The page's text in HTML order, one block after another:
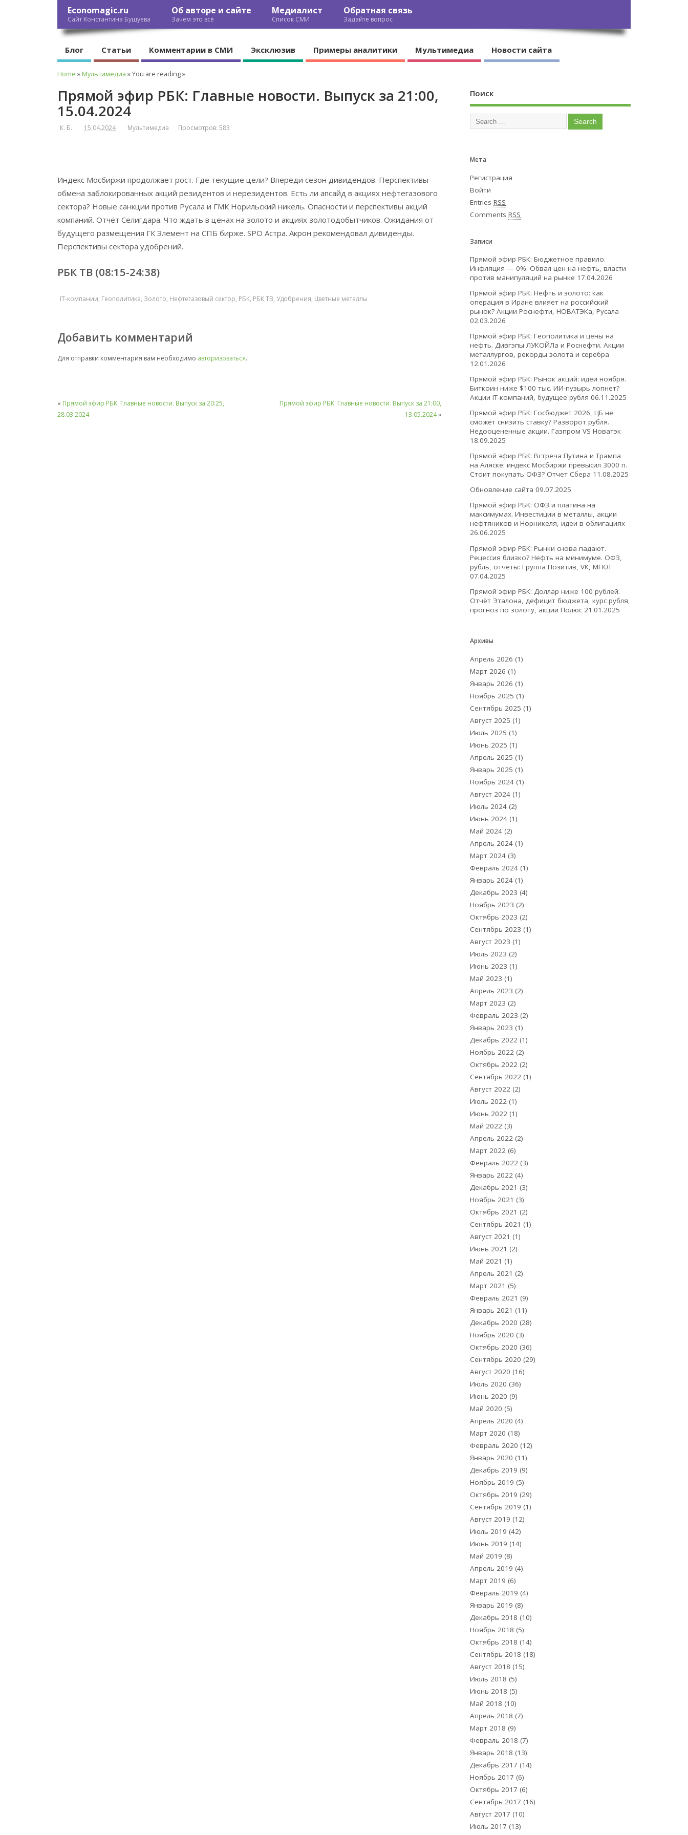
Economagic.ru
Сайт Константина Бушуева
Об авторе и сайте
Зачем это всё
Медиалист
Список СМИ
Обратная связь
Задайте вопрос
Блог Статьи Комментарии в СМИ Эксклюзив Примеры аналитики Мультимедиа Новости сайта
Home » Мультимедиа » You are reading »
Прямой эфир РБК: Главные новости. Выпуск за 21:00,
15.04.2024
К. Б. 15.04.2024 Мультимедиа Просмотров: 583
Индекс Мосбиржи продолжает рост. Где текущие цели? Впереди сезон дивидендов. Перспективы
обмена заблокированных акций резидентов и нерезидентов. Есть ли апсайд в акциях нефтегазового
сектора? Новые санкции против Русала и ГМК Норильский никель. Опасности и перспективы акций
компаний. Отчёт Селигдара. Что ждать в ценах на золото и акциях золотодобытчиков. Ожидания от
будущего размещения ГК Элемент на СПБ бирже. SPO Астра. Акрон рекомендовал дивиденды.
Перспективы сектора удобрений.
РБК ТВ (08:15-24:38)
IT-компании, Геополитика, Золото, Нефтегазовый сектор, РБК, РБК ТВ, Удобрения, Цветные металлы
Добавить комментарий
Для отправки комментария вам необходимо авторизоваться.
« Прямой эфир РБК: Главные новости. Выпуск за 20:25,
28.03.2024
Прямой эфир РБК: Главные новости. Выпуск за 21:00,
13.05.2024»
Поиск
Мета
Регистрация
Войти
EntriesRSS
CommentsRSS
Записи
Прямой эфир РБК: Бюджетное правило.
Инфляция — 0%. Обвал цен на нефть, власти
против манипуляций на рынке 17.04.2026
Прямой эфир РБК: Нефть и золото: как
операция в Иране влияет на российский
рынок? Акции Роснефти, НОВАТЭКа, Русала
02.03.2026
Прямой эфир РБК: Геополитика и цены на
нефть. Дивгэпы ЛУКОЙЛа и Роснефти. Акции
металлургов, рекорды золота и серебра
12.01.2026
Прямой эфир РБК: Рынок акций: идеи ноября.
Биткоин ниже $100 тыс. ИИ-пузырь лопнет?
Акции IT-компаний, будущее рубля 06.11.2025
Прямой эфир РБК: Госбюджет 2026, ЦБ не
сможет снизить ставку? Разворот рубля.
Недооцененные акции. Газпром VS Новатэк
18.09.2025
Прямой эфир РБК: Встреча Путина и Трампа
на Аляске: индекс Мосбиржи превысил 3000 п.
Стоит покупать ОФЗ? Отчет Сбера 11.08.2025
Обновление сайта 09.07.2025
Прямой эфир РБК: ОФЗ и платина на
максимумах. Инвестиции в металлы, акции
нефтяников и Норникеля, идеи в облигациях
26.06.2025
Прямой эфир РБК: Рынки снова падают.
Рецессия близко? Нефть на минимуме. ОФЗ,
рубль, отчеты: Группа Позитив, VK, МГКЛ
07.04.2025
Прямой эфир РБК: Доллар ниже 100 рублей.
Отчёт Эталона, дефицит бюджета, курс рубля,
прогноз по золоту, акции Полюс 21.01.2025
Архивы
Апрель 2026 (1)
Март 2026 (1)
Январь 2026 (1)
Ноябрь 2025 (1)
Сентябрь 2025 (1)
Август 2025 (1)
Июль 2025 (1)
Июнь 2025 (1)
Апрель 2025 (1)
Январь 2025 (1)
Ноябрь 2024 (1)
Август 2024 (1)
Июль 2024 (2)
Июнь 2024 (1)
Май 2024 (2)
Апрель 2024 (1)
Март 2024 (3)
Февраль 2024 (1)
Январь 2024 (1)
Декабрь 2023 (4)
Ноябрь 2023 (2)
Октябрь 2023 (2)
Сентябрь 2023 (1)
Август 2023 (1)
Июль 2023 (2)
Июнь 2023 (1)
Май 2023 (1)
Апрель 2023 (2)
Март 2023 (2)
Февраль 2023 (2)
Январь 2023 (1)
Декабрь 2022 (1)
Ноябрь 2022 (2)
Октябрь 2022 (2)
Сентябрь 2022 (1)
Август 2022 (2)
Июль 2022 (1)
Июнь 2022 (1)
Май 2022 (3)
Апрель 2022 (2)
Март 2022 (6)
Февраль 2022 (3)
Январь 2022 (4)
Декабрь 2021 (3)
Ноябрь 2021 (3)
Октябрь 2021 (2)
Сентябрь 2021 (1)
Август 2021 (1)
Июнь 2021 (2)
Май 2021 (1)
Апрель 2021 (2)
Март 2021 (5)
Февраль 2021 (9)
Январь 2021 (11)
Декабрь 2020 (28)
Ноябрь 2020 (3)
Октябрь 2020 (36)
Сентябрь 2020 (29)
Август 2020 (16)
Июль 2020 (36)
Июнь 2020 (9)
Май 2020 (5)
Апрель 2020 (4)
Март 2020 (18)
Февраль 2020 (12)
Январь 2020 (11)
Декабрь 2019 (9)
Ноябрь 2019 (5)
Октябрь 2019 (29)
Сентябрь 2019 (1)
Август 2019 (12)
Июль 2019 (42)
Июнь 2019 (14)
Май 2019 (8)
Апрель 2019 (4)
Март 2019 (6)
Февраль 2019 (4)
Январь 2019 (8)
Декабрь 2018 (10)
Ноябрь 2018 (5)
Октябрь 2018 (14)
Сентябрь 2018 (18)
Август 2018 (15)
Июль 2018 (5)
Июнь 2018 (5)
Май 2018 (10)
Апрель 2018 (7)
Март 2018 (9)
Февраль 2018 (7)
Январь 2018 (13)
Декабрь 2017 (14)
Ноябрь 2017 (6)
Октябрь 2017 (6)
Сентябрь 2017 (16)
Август 2017 (10)
Июль 2017 (13)